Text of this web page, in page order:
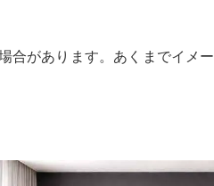
があります。あくまでイメ